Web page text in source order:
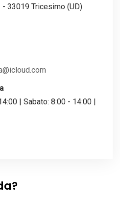
- 33019 Tricesimo (UD)
| Sabato: 8:00 - 14:00 |